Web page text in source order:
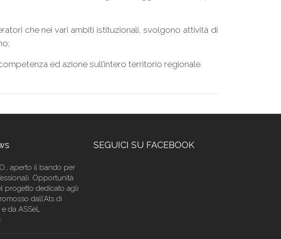
che nei vari ambiti istituzionali, svolgono attività di
ed azione sull’intero territorio regionale.
aperto il bando per
Opportunità
progetto dedicato agli
dall’Ats di
da ASSeL
SEGUICI SU FACEBOOK